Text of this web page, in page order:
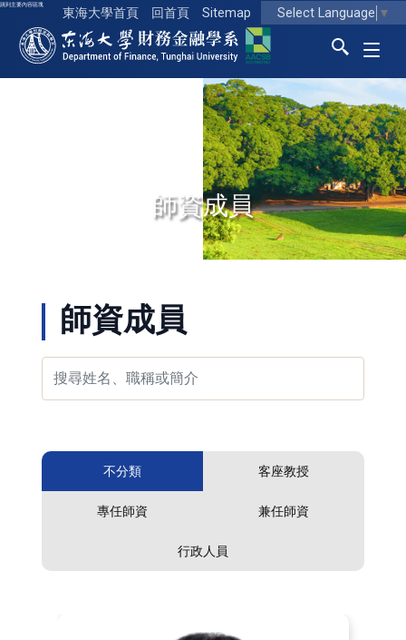
跳到主要內容區塊
東海大學首頁 回首頁 Sitemap Select Language ▼
東海大學logo
師資成員
師資成員
不分類 客座教授
專任師資 兼任師資
行政人員